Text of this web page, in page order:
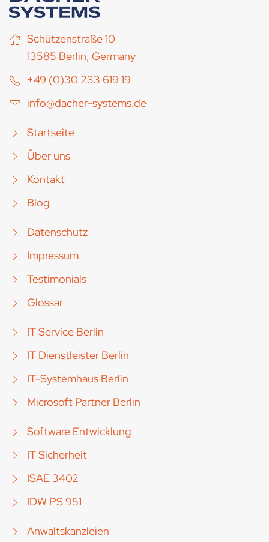
Schützenstraße 10
13585 Berlin, Germany
+49 (0)30 233 619 19
info@dacher-systems.de
Startseite
Über uns
Kontakt
Blog
Datenschutz
Impressum
Testimonials
Glossar
IT Service Berlin
IT Dienstleister Berlin
IT-Systemhaus Berlin
Microsoft Partner Berlin
Software Entwicklung
IT Sicherheit
ISAE 3402
IDW PS 951
Anwaltskanzleien